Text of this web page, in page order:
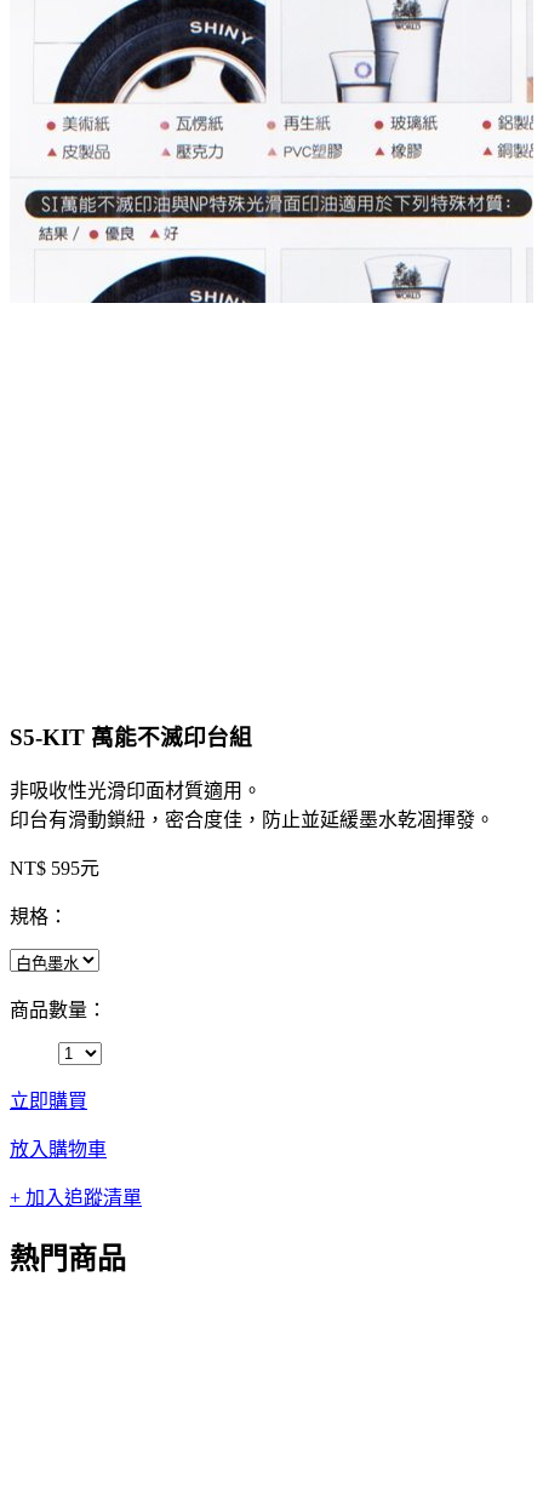
S5-KIT 萬能不滅印台組
非吸收性光滑印面材質適用。
印台有滑動鎖紐，密合度佳，防止並延緩墨水乾凅揮發。
NT$ 595元
規格：
商品數量：
立即購買
放入購物車
+ 加入追蹤清單
熱門商品